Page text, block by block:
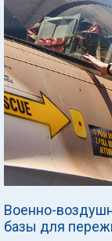
Военно-
базы для